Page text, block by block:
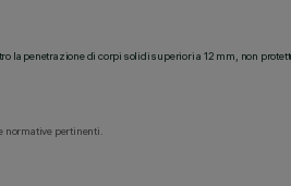
la penetrazione di corpi solidi superiori a 12 mm, non
normative pertinenti.